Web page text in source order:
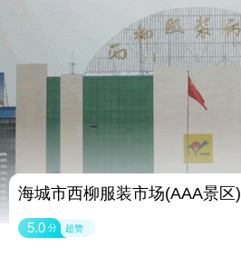
海城市西柳服装市场(AAA景区)
5.0 分 超赞